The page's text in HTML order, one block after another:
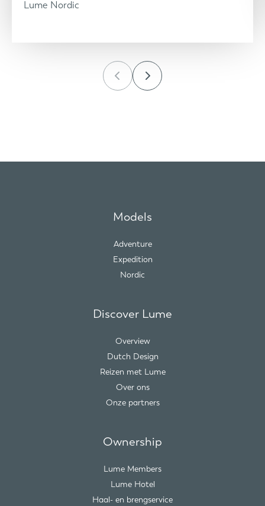
Lume Nordic
Models
Adventure
Expedition
Nordic
Discover Lume
Overview
Dutch Design
Reizen met Lume
Over ons
Onze partners
Ownership
Lume Members
Lume Hotel
Haal- en brengservice